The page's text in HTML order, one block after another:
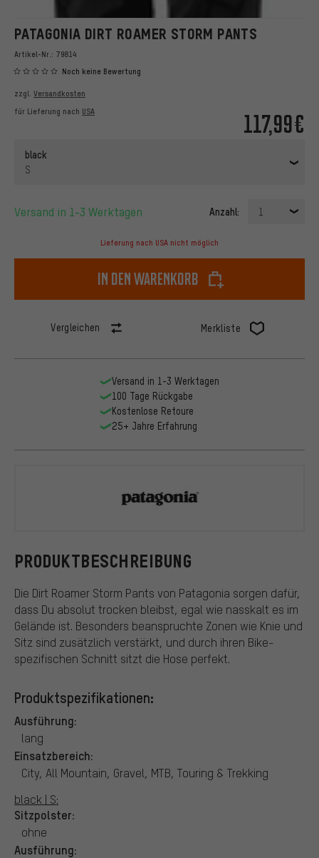
PATAGONIA DIRT ROAMER STORM PANTS
Artikel-Nr.: 79814
Noch keine Bewertung
117,99€
zzgl. Versandkosten
für Lieferung nach USA
black
S
Versand in 1-3 Werktagen Anzahl: 1
Lieferung nach USA nicht möglich
In den Warenkorb
Vergleichen Merkliste
PRODUKTBESCHREIBUNG
Die Dirt Roamer Storm Pants von Patagonia sorgen dafür,
dass Du absolut trocken bleibst, egal wie nasskalt es im
Gelände ist. Besonders beanspruchte Zonen wie Knie und
Sitz sind zusätzlich verstärkt, und durch ihren Bike-
spezifischen Schnitt sitzt die Hose perfekt.
Produktspezifikationen:
Ausführung:
lang
Einsatzbereich:
City, All Mountain, Gravel, MTB, Touring & Trekking
black | S:
Sitzpolster:
ohne
Ausführung:
Versand in 1-3 Werktagen
100 Tage Rückgabe
Kostenlose Retoure
25+ Jahre Erfahrung